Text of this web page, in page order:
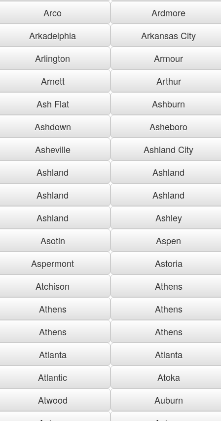
Arco
Ardmore
Arkadelphia
Arkansas City
Arlington
Armour
Arnett
Arthur
Ash Flat
Ashburn
Ashdown
Asheboro
Asheville
Ashland City
Ashland
Ashland
Ashland
Ashland
Ashland
Ashley
Asotin
Aspen
Aspermont
Astoria
Atchison
Athens
Athens
Athens
Athens
Athens
Atlanta
Atlanta
Atlantic
Atoka
Atwood
Auburn